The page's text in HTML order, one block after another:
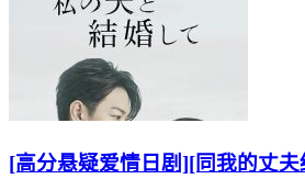
[高分悬疑爱情日剧][同我的丈